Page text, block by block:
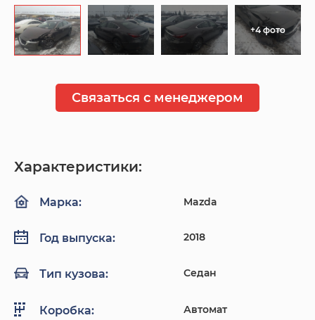
+4 фото
Связаться с менеджером
Характеристики:
Марка: Mazda
Год выпуска: 2018
Тип кузова: Седан
Коробка: Автомат